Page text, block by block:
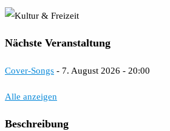
Nächste Veranstaltung
Cover-Songs - 7. August 2026 - 20:00
Alle anzeigen
Beschreibung